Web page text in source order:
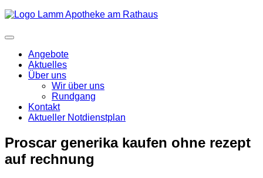
Angebote
Aktuelles
Über uns
Wir über uns
Rundgang
Kontakt
Aktueller Notdienstplan
Proscar generika kaufen ohne rezept
auf rechnung